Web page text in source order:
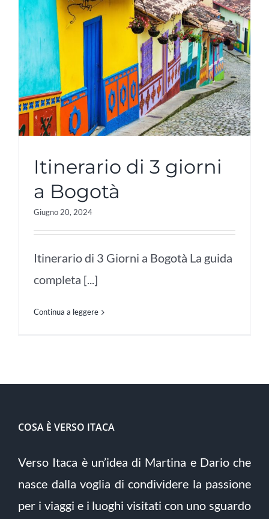
Itinerario di 3 giorni
a Bogotà
Giugno 20, 2024
Itinerario di 3 Giorni a Bogotà La guida
completa [...]
Continua a leggere
COSA È VERSO ITACA
Verso Itaca è un’idea di Martina e Dario che
nasce dalla voglia di condividere la passione
per i viaggi e i luoghi visitati con uno sguardo